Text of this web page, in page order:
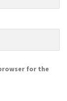
for the